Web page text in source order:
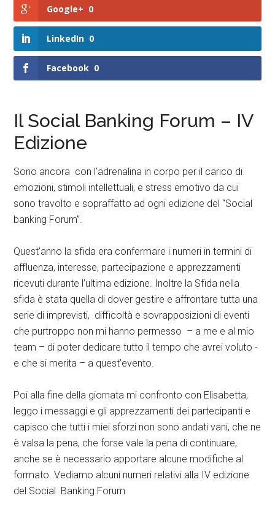
Google+ 0
LinkedIn 0
Facebook 0
Il Social Banking Forum – IV
Edizione
Sono ancora con l’adrenalina in corpo per il carico di
emozioni, stimoli intellettuali, e stress emotivo da cui
sono travolto e sopraffatto ad ogni edizione del “Social
banking Forum”.
Quest’anno la sfida era confermare i numeri in termini di
affluenza, interesse, partecipazione e apprezzamenti
ricevuti durante l’ultima edizione. Inoltre la Sfida nella
sfida è stata quella di dover gestire e affrontare tutta una
serie di imprevisti, difficoltà e sovrapposizioni di eventi
che purtroppo non mi hanno permesso – a me e al mio
team – di poter dedicare tutto il tempo che avrei voluto -
e che si merita – a quest’evento.
Poi alla fine della giornata mi confronto con Elisabetta,
leggo i messaggi e gli apprezzamenti dei partecipanti e
capisco che tutti i miei sforzi non sono andati vani, che ne
è valsa la pena, che forse vale la pena di continuare,
anche se è necessario apportare alcune modifiche al
formato. Vediamo alcuni numeri relativi alla IV edizione
del Social Banking Forum